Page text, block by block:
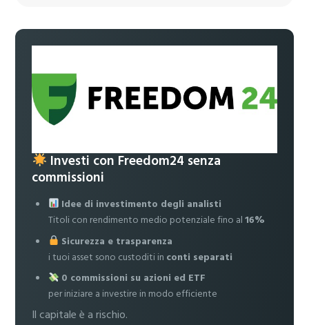
Investi con Freedom24 senza
commissioni
Idee di investimento degli analisti
Titoli con rendimento medio potenziale fino al16%
Sicurezza e trasparenza
i tuoi asset sono custoditi in conti separati
0 commissioni su azioni ed ETF
per iniziare a investire in modo efficiente
Il capitale è a rischio.